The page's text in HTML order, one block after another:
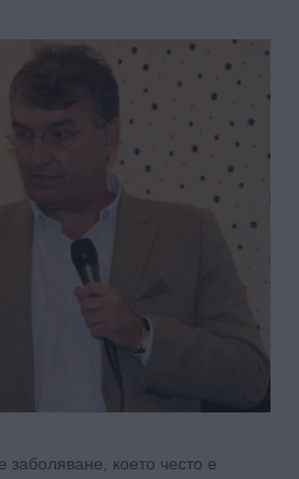
заболяване, което често е